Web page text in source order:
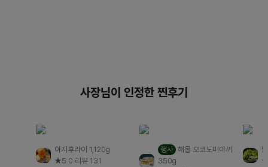
사장님이 인정한 찐후기
아지후라이 1,120g
★5.0 리뷰 131
행사 해물 오코노미야끼
350g